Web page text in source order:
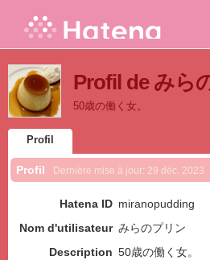
Profil de みら
50歳の働く女。
Profil
Profil Dernière mise à jour: 29 déc. 2023
Hatena ID miranopudding
Nom d'utilisateur みらのプリン
Description 50歳の働く女。